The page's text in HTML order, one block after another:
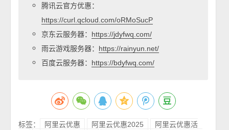
腾讯云官方优惠：
https://curl.qcloud.com/oRMoSucP
京东云服务器： https://jdyfwq.com/
雨云游戏服务器： https://rainyun.net/
百度云服务器： https://bdyfwq.com/
标签： 阿里云优惠 阿里云优惠2025
阿里云优惠活